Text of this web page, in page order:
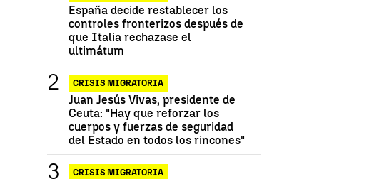
España decide restablecer los
controles fronterizos después de
que Italia rechazase el
ultimátum
CRISIS MIGRATORIA
Juan Jesús Vivas, presidente de
Ceuta: "Hay que reforzar los
cuerpos y fuerzas de seguridad
del Estado en todos los rincones"
CRISIS MIGRATORIA